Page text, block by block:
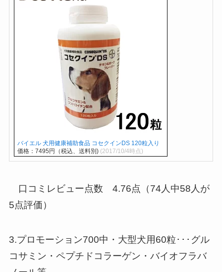
バイエル 犬用健康補助食品 コセクインDS 120粒入り
価格：7495円（税込、送料別) (2017/10/4時点)
口コミレビュー点数 4.76点（74人中58人が
5点評価）
3.プロモーション700中・大型犬用60粒･･･グル
コサミン・ペプチドコラーゲン・バイオフラバ